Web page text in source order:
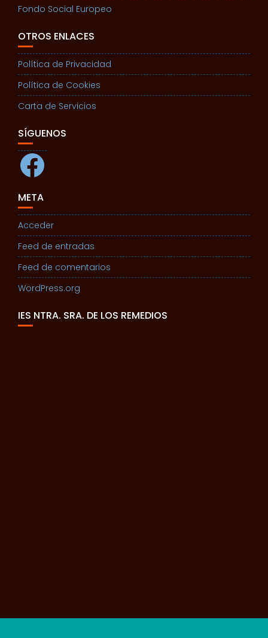
Fondo Social Europeo
OTROS ENLACES
Política de Privacidad
Política de Cookies
Carta de Servicios
SÍGUENOS
Facebook
META
Acceder
Feed de entradas
Feed de comentarios
WordPress.org
IES NTRA. SRA. DE LOS REMEDIOS